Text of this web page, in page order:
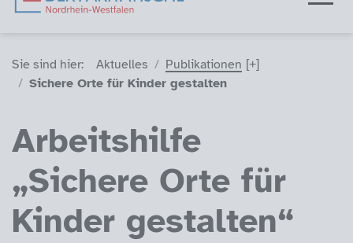
Sie sind hier (Breadcrumb)
Sie sind hier: Aktuelles
Publikationen
Sichere Orte für Kinder gestalten
Arbeitshilfe
„Sichere Orte für
Kinder gestalten“